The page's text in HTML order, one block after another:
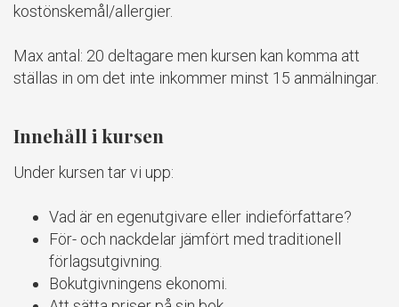
kostönskemål/allergier.
Max antal: 20 deltagare men kursen kan komma att
ställas in om det inte inkommer minst 15 anmälningar.
Innehåll i kursen
Under kursen tar vi upp:
Vad är en egenutgivare eller indieförfattare?
För- och nackdelar jämfört med traditionell
förlagsutgivning.
Bokutgivningens ekonomi.